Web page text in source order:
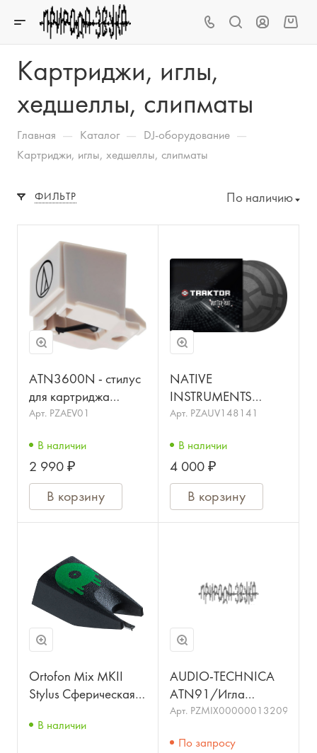
Картриджи, иглы,
хедшеллы, слипматы
Главная — Каталог — DJ-оборудование —
Картриджи, иглы, хедшеллы, слипматы
ФИЛЬТР По наличию
ATN3600N - стилус
для картриджа
винилового
Арт. PZAEV01
В наличии
2 990 ₽
В корзину
NATIVE
INSTRUMENTS
Traktor Butter Rug
ультра-гладкий
слипмат,
изготовленный из
синтет
Арт. PZAUV148141
В наличии
4 000 ₽
В корзину
Ortofon Mix MKII
Stylus Сферическая
В наличии
AUDIO-TECHNICA
ATN91/Игла
/AUDIO-TECHNICA
Арт. PZMIX00000013209
По запросу